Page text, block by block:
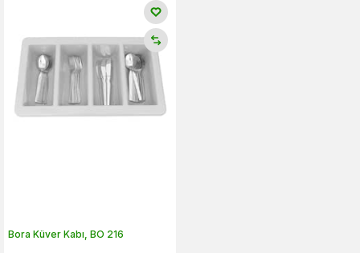
Bora Küver Kabı, BO 216